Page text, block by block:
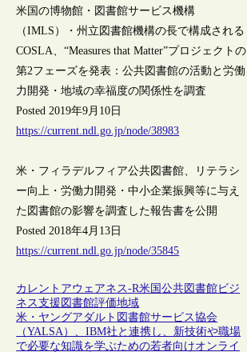
米国の博物館・図書館サービス機構
（IMLS）・州立図書館機構の長で構成される
COSLA、“Measures that Matter”プロジェクトの
第2フェーズを発表：公共図書館の活動と労働
力開発・地域の幸福度の関係性を調査
Posted 2019年9月10日
https://current.ndl.go.jp/node/38983
米・フィラデルフィア公共図書館、リテラシ
ー向上・労働力開発・中小企業振興等に与え
た図書館の影響を調査した報告書を公開
Posted 2018年4月13日
https://current.ndl.go.jp/node/35845
カレントアウェアネス-R米国公共図書館ビジ
ネス支援図書館評価地域
米・ヤングアダルト図書館サービス協会
（YALSA）、IBM社と連携し、新技術や職場
で必要な知識を学ぶための若者向けオンライ